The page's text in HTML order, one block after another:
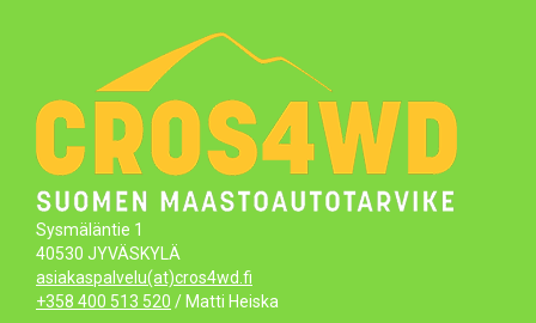
Sysmäläntie 1
40530 JYVÄSKYLÄ
asiakaspalvelu(at)cros4wd.fi
+358 400 513 520 / Matti Heiska